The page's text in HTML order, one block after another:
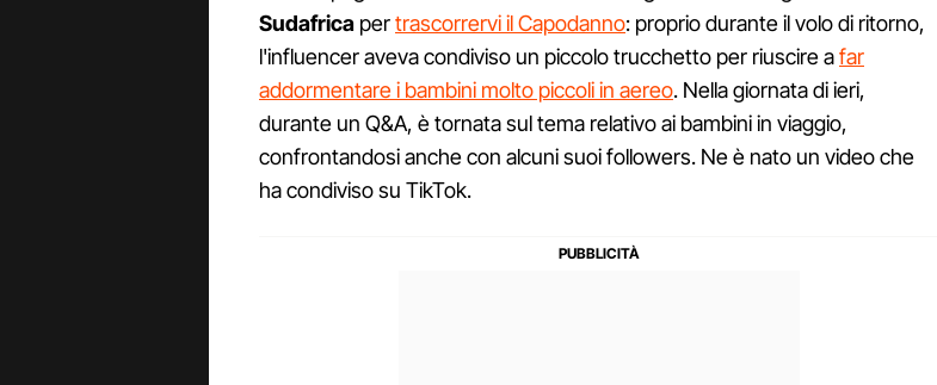
Sudafrica pertrascorrervi il Capodanno: proprio durante il volo di ritorno,
l'influencer aveva condiviso un piccolo trucchetto per riuscire afar
addormentare i bambini molto piccoli in aereo. Nella giornata di ieri,
durante un Q&A, è tornata sul tema relativo ai bambini in viaggio,
confrontandosi anche con alcuni suoi followers. Ne è nato un video che
ha condiviso su TikTok.